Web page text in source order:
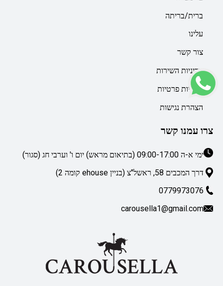
ברית/בריתה
עלינו
צור קשר
מדיניות השירות
מדיניות פרטיות
הצהרת נגישות
צרו עמנו קשר
ימי א-ה 09:00-17:00 (בתיאום מראש) יום ו' וערבי חג (סגור)
דרך המכבים 58, ראשל"צ (בניין ehouse קומה 2)
0779973076
carousella1@gmail.com